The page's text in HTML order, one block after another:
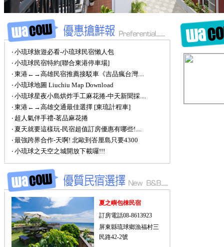
‧ 小琉球旅遊必看-小琉球民宿懶人包
‧ 小琉球民宿特約[聯合東港停車場]
‧ 東港←→高雄民宿推薦接駁車《吉品瘋台灣....
‧ 小琉球地圖 Liuchiu Map Download
‧ 小琉球星夜小島烘炸手工麻花捲-中天新聞採....
‧ 東港←→高雄交通最佳選擇 [東琉計程車]
‧ 超人氣伴手禮-茗品麻花捲
‧ 夏天就要這樣玩-民宿超值訂房優惠有哪些!....
‧ 最強跨界合作-天啊! 北歐到峇厘島只要4300
‧ 小琉球之天空之城開放下載囉!!!
夏之嶼包棟民宿
訂房電話08-8613923
屏東縣琉球鄉漁福村三
民路42-2號